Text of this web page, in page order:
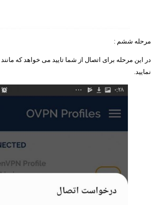
مرحله ششم :
در این مرحله برای اتصال از شما تایید می خواهد که
نمایید.